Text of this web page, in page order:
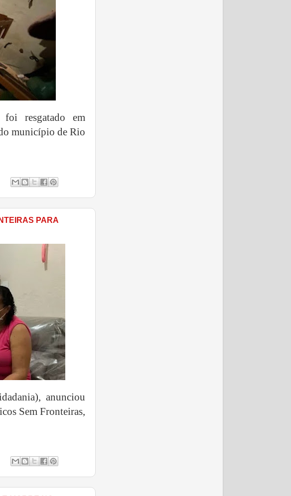
resgatado em
município de Rio
PARA
anunciou
Sem Fronteiras,